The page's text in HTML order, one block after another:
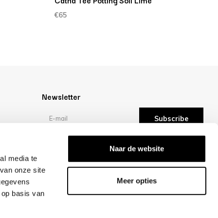
media te
onze site
basis van
Naar de website
Meer opties
€65
Newsletter
Subscribe
/10 -